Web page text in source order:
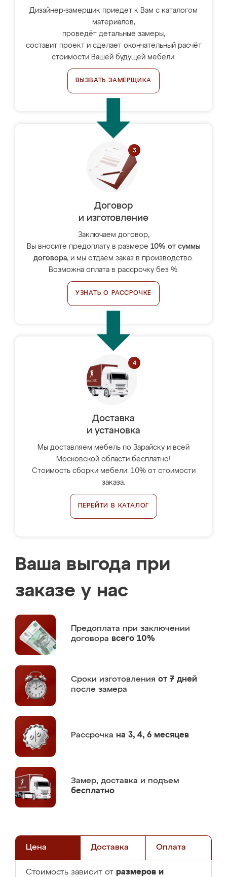
Дизайнер-замерщик приедет к Вам с каталогом
материалов,
проведёт детальные замеры,
составит проект и сделает окончательный расчёт
стоимости Вашей будущей мебели.
ВЫЗВАТЬ ЗАМЕРЩИКА
Договор
и изготовление
Заключаем договор,
Вы вносите предоплату в размере 10% от суммы
договора, и мы отдаём заказ в производство.
Возможна оплата в рассрочку без %.
УЗНАТЬ О РАССРОЧКЕ
Доставка
и установка
Мы доставляем мебель по Зарайску и всей
Московской области бесплатно!
Стоимость сборки мебели: 10% от стоимости
заказа.
ПЕРЕЙТИ В КАТАЛОГ
Ваша выгода при
заказе у нас
Предоплата при заключении
договора всего 10%
Сроки изготовления от 7 дней
после замера
Рассрочка на 3, 4, 6 месяцев
Замер, доставка и подъем
бесплатно
Цена Доставка Оплата
Стоимость зависит от размеров и